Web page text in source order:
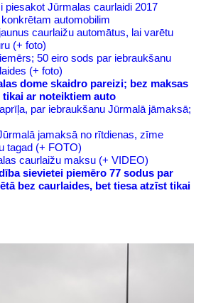
piesakot Jūrmalas caurlaidi 2017
automobilim
caurlaižu automātus, lai varētu
(+ foto)
50 eiro sods par iebraukšanu
(+ foto)
dome skaidro pareizi; bez maksas
ar noteiktiem auto
par iebraukšanu Jūrmalā jāmaksā;
jamaksā no rītdienas, zīme
tagad (+ FOTO)
caurlaižu maksu (+ VIDEO)
sievietei piemēro 77 sodus par
bez caurlaides, bet tiesa atzīst tikai